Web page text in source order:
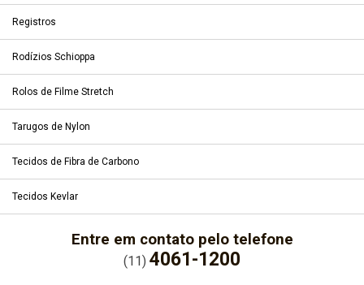
Registros
Rodízios Schioppa
Rolos de Filme Stretch
Tarugos de Nylon
Tecidos de Fibra de Carbono
Tecidos Kevlar
Entre em contato pelo telefone
(11) 4061-1200